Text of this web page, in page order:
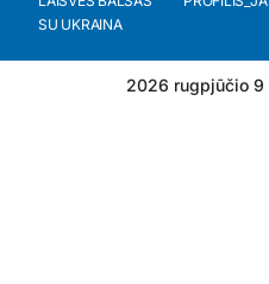
SU UKRAINA
2026 rugpjūčio 9